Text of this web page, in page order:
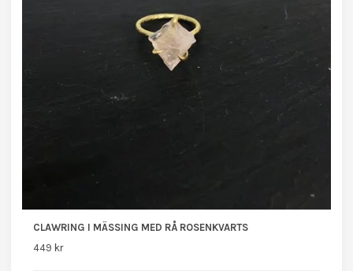
CLAWRING I MÄSSING MED RÅ ROSENKVARTS
449 kr